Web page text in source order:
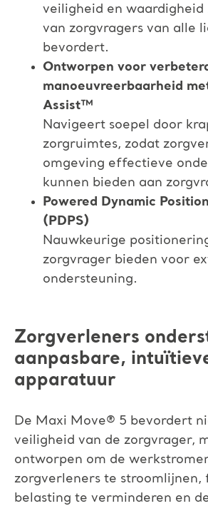
veiligheid en waardigheid
van zorgvragers van alle
bevordert.​
Ontworpen voor
manoeuvreerbaarheid
Assist™​
Navigeert soepel door
zorgruimtes, zodat
omgeving effectieve
kunnen bieden aan
Powered Dynamic
(PDPS)​
Nauwkeurige
zorgvrager bieden voor
ondersteuning.
Zorgverleners
aanpasbare,
apparatuur
De Maxi Move® 5 bevordert
veiligheid van de zorgvrager,
ontworpen om de
zorgverleners te stroomlijnen,
belasting te verminderen en